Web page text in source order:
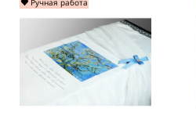
Ручная работа